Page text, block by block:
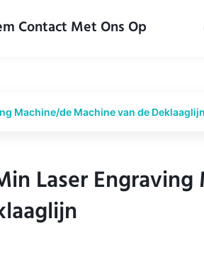
Contact Met Ons Op
Machine/de Machine van de Deklaaglijn
Laser
Laser